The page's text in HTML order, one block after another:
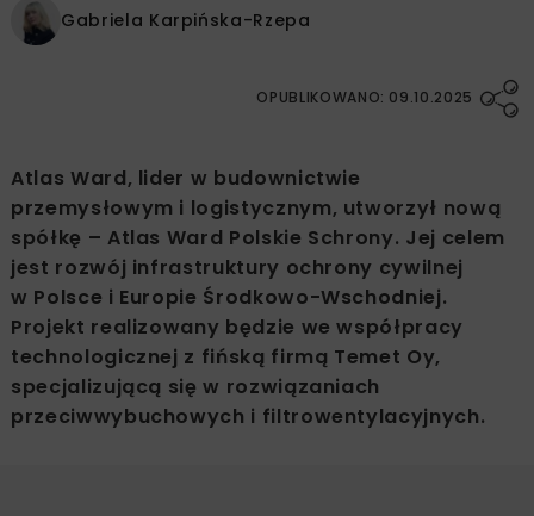
Gabriela Karpińska-Rzepa
OPUBLIKOWANO: 09.10.2025
Atlas Ward, lider w budownictwie
przemysłowym i logistycznym, utworzył nową
spółkę – Atlas Ward Polskie Schrony. Jej celem
jest rozwój infrastruktury ochrony cywilnej
w Polsce i Europie Środkowo-Wschodniej.
Projekt realizowany będzie we współpracy
technologicznej z fińską firmą Temet Oy,
specjalizującą się w rozwiązaniach
przeciwwybuchowych i filtrowentylacyjnych.